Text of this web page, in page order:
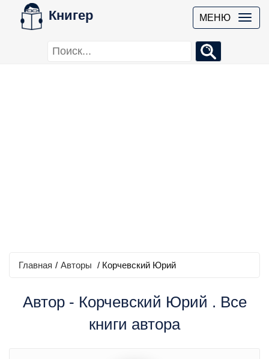
Книгер МЕНЮ
Главная / Авторы / Корчевский Юрий
Автор - Корчевский Юрий . Все
книги автора